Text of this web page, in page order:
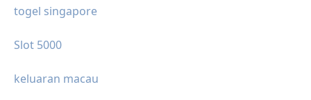
togel singapore
Slot 5000
keluaran macau